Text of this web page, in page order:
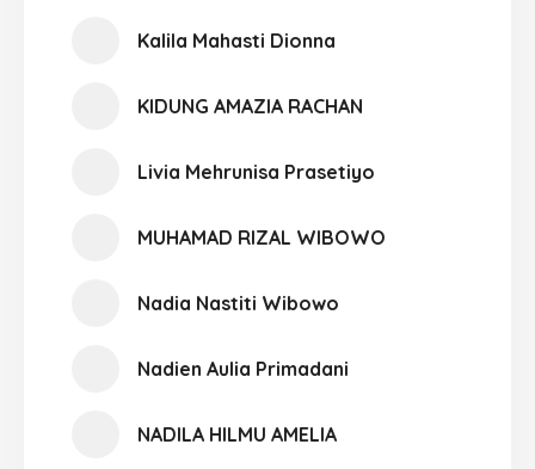
Kalila Mahasti Dionna
KIDUNG AMAZIA RACHAN
Livia Mehrunisa Prasetiyo
MUHAMAD RIZAL WIBOWO
Nadia Nastiti Wibowo
Nadien Aulia Primadani
NADILA HILMU AMELIA